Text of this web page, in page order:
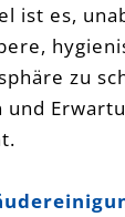
ist es,
zu
und